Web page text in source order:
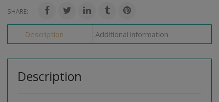
SHARE:
Description Additional information
Description